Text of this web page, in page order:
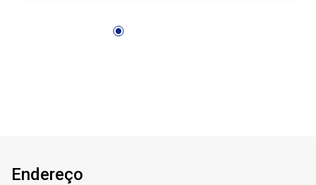
quem busca qualidade de vida em um
Endereço